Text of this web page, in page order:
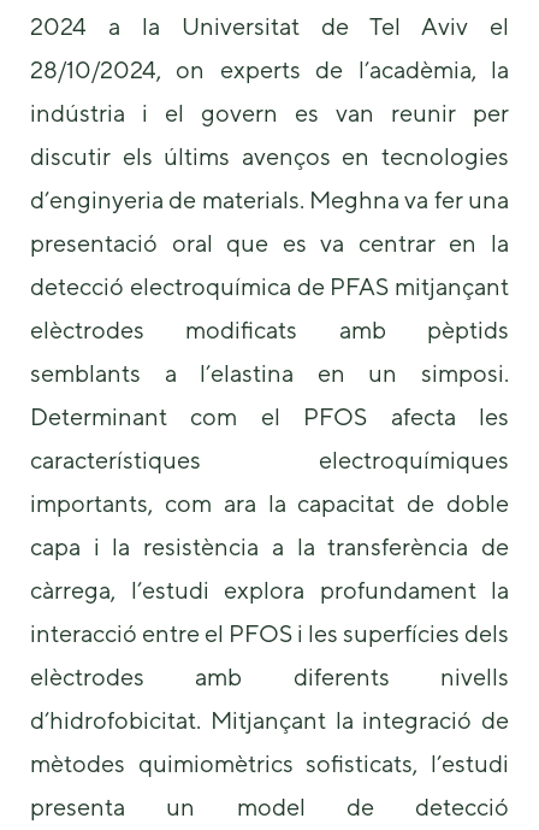
2024 a la Universitat de Tel Aviv el
28/10/2024, on experts de l’acadèmia, la
indústria i el govern es van reunir per
discutir els últims avenços en tecnologies
d’enginyeria de materials. Meghna va fer una
presentació oral que es va centrar en la
detecció electroquímica de PFAS mitjançant
elèctrodes modificats amb pèptids
semblants a l’elastina en un simposi.
Determinant com el PFOS afecta les
característiques electroquímiques
importants, com ara la capacitat de doble
capa i la resistència a la transferència de
càrrega, l’estudi explora profundament la
interacció entre el PFOS i les superfícies dels
elèctrodes amb diferents nivells
d’hidrofobicitat. Mitjançant la integració de
mètodes quimiomètrics sofisticats, l’estudi
presenta un model de detecció
Experience
our website
as well as
during your
refuse these
cookies,
functionality
disappear
website.
Marketing
By sharing
your
interests and
behavior as
you visit our
increase the
seeing
personalized
content and
offers.